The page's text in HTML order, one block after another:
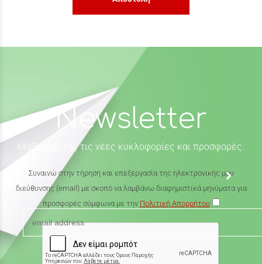
Newsletter
Μάθε πρώτος τις νέες κυκλοφορίες και προσφορές.
Συναινώ στην τήρηση και επεξεργασία της ηλεκτρονικής μου
διεύθυνσης (email) με σκοπό να λαμβάνω διαφημιστικά μηνύματα για
προσφορές σύμφωνα με την Πολιτική Απορρήτου